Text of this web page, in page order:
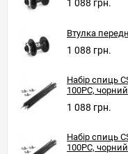
1 088 грн.
Втулка
1 088 грн.
Набір спиць
100PC, чорний
1 088 грн.
Набір спиць
100PC, чорний